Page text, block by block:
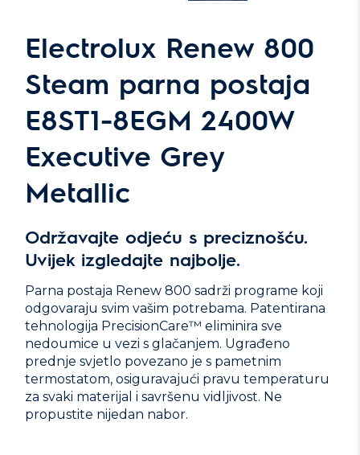
Electrolux Renew 800
Steam parna postaja
E8ST1-8EGM 2400W
Executive Grey
Metallic
Održavajte odjeću s preciznošću.
Uvijek izgledajte najbolje.
Parna postaja Renew 800 sadrži programe koji
odgovaraju svim vašim potrebama. Patentirana
tehnologija PrecisionCare™ eliminira sve
nedoumice u vezi s glačanjem. Ugrađeno
prednje svjetlo povezano je s pametnim
termostatom, osiguravajući pravu temperaturu
za svaki materijal i savršenu vidljivost. Ne
propustite nijedan nabor.